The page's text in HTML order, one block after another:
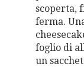
scoperta,
ferma.
foglio di
un